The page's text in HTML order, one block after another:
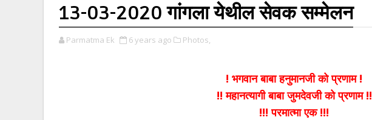
13-03-2020 गांगला येथील सेवक सम्मेलन
Parmatma Ek 6 years ago Photos,
! भगवान बाबा हनुमानजी को प्रणाम !
!! महानत्यागी बाबा जुमदेवजी को प्रणाम !!
!!! परमात्मा एक !!!